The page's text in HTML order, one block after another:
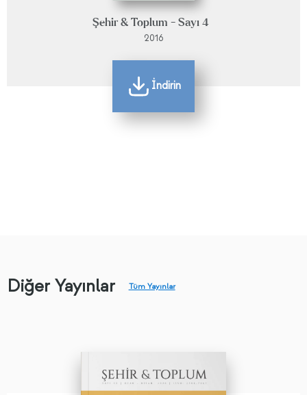
Şehir & Toplum - Sayı 4
2016
İndirin
Diğer Yayınlar Tüm Yayınlar